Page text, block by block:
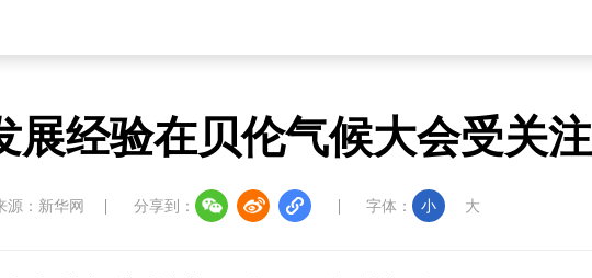
展经验在贝伦气候大会受关注
源：新华网 分享到： 字体： 小 大